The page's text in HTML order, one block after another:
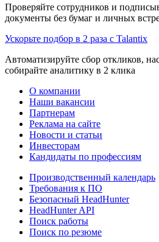
Проверяйте сотрудников и
документы без бумаг и личных
Ускорьте подбор в 2 раза с Talantix
Автоматизируйте сбор откликов,
собирайте аналитику в 2 клика
О компании
Наши вакансии
Партнерам
Реклама на сайте
Новости и статьи
Инвесторам
Кандидаты по профессиям
Производственный календарь
Требования к ПО
Безопасный HeadHunter
HeadHunter API
Поиск работы
Поиск по резюме